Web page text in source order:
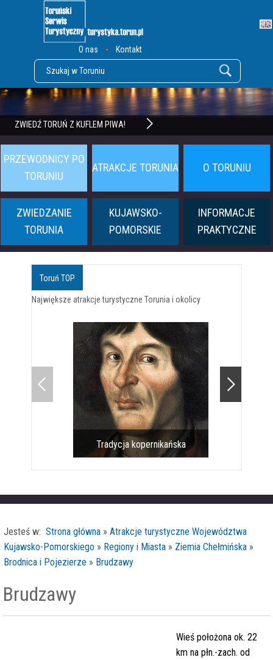
O nas Kontakt
ZWIEDŹ TORUŃ Z KUFLEM PIWA!
POZNAJ TWIERDZĘ TORUŃ
PRZEWODNICY PO
TORUNIU
ATRAKCJE TORUNIA O TORUNIU
ZWIEDZANIE
TORUNIA
KUJAWSKO-
POMORSKIE
INFORMACJE
PRAKTYCZNE
Toruń TOP
Największe atrakcje turystyczne Torunia i okolicy
Tradycja kopernikańska
Jesteś w: Strona główna » Atrakcje turystyczne Województwa
Kujawsko-Pomorskiego » Regiony i Miasta » Ziemia Chełmińska »
Brodnica i Pojezierze » Brudzawy
Brudzawy
Wieś położona ok. 22
km na płn.-zach. od